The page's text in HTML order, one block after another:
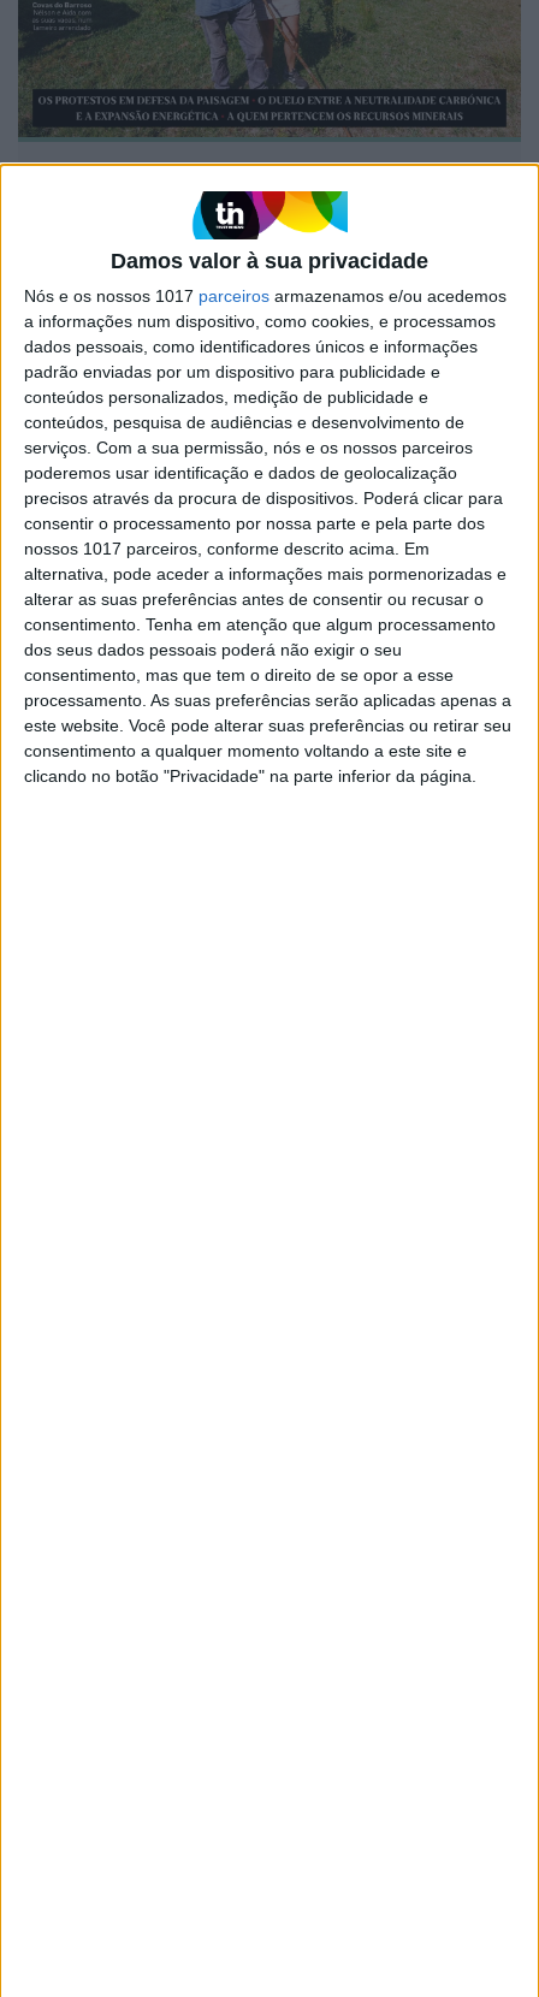
Damos valor à sua privacidade
Nós e os nossos 1017 parceiros armazenamos e/ou acedemos
a informações num dispositivo, como cookies, e processamos
dados pessoais, como identificadores únicos e informações
padrão enviadas por um dispositivo para publicidade e
conteúdos personalizados, medição de publicidade e
conteúdos, pesquisa de audiências e desenvolvimento de
serviços. Com a sua permissão, nós e os nossos parceiros
poderemos usar identificação e dados de geolocalização
precisos através da procura de dispositivos. Poderá clicar para
consentir o processamento por nossa parte e pela parte dos
nossos 1017 parceiros, conforme descrito acima. Em
alternativa, pode aceder a informações mais pormenorizadas e
alterar as suas preferências antes de consentir ou recusar o
consentimento. Tenha em atenção que algum processamento
dos seus dados pessoais poderá não exigir o seu
consentimento, mas que tem o direito de se opor a esse
processamento. As suas preferências serão aplicadas apenas a
este website. Você pode alterar suas preferências ou retirar seu
consentimento a qualquer momento voltando a este site e
clicando no botão "Privacidade" na parte inferior da página.
EDIÇÃO 1744
MAIS VISTOS
1
Tem apneia do sono e não consegue usar a
máquina CPAP? Há uma alternativa a avaliar.
Opinião de um dentista
2 A longevidade não se improvisa
3
4 de agosto de 1578. D. Sebastião, Ceuta: a vida
complexa dos símbolos
4
“Saudade é um sentimento muito bonito, mas por
vezes muito despropositado. Temos muito
orgulho dessa palavra, que achamos que nos faz
especiais, quando na verdade nos torna
cobardes’’
5